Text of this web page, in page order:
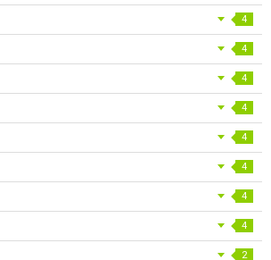
4
4
4
4
4
4
4
4
2